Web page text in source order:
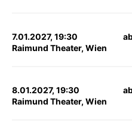
7.01.2027, 19:30
Raimund Theater, Wien
8.01.2027, 19:30
Raimund Theater, Wien